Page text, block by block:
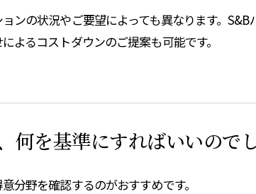
ンの状況やご要望によっても異なります。
よるコストダウンのご提案も可能です。
何を基準にすればいいので
分野を確認するのがおすすめです。